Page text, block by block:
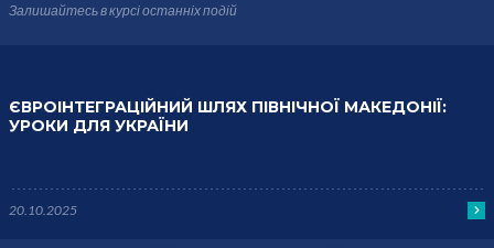
Залишайтесь в курсіостанніх подій
ЄВРОІНТЕГРАЦІЙНИЙ ШЛЯХ ПІВНІЧНОЇ МАКЕДОНІЇ:
УРОКИ ДЛЯ УКРАЇНИ
20.10.2025